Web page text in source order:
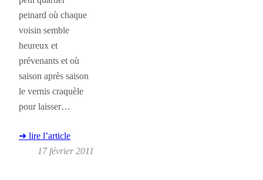
peinard où chaque
voisin semble
heureux et
prévenants et où
saison après saison
le vernis craquèle
pour laisser…
➜ lire l’article
17 février 2011